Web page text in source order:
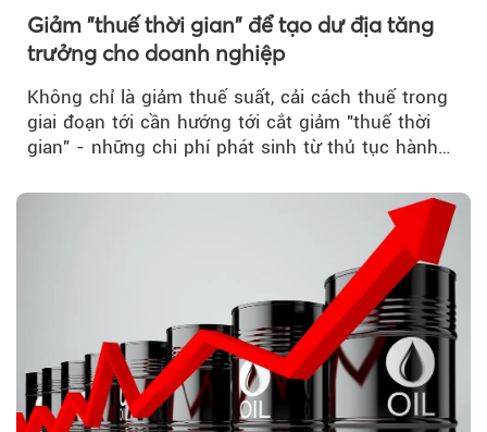
Giảm "thuế thời gian" để tạo dư địa tăng
trưởng cho doanh nghiệp
Không chỉ là giảm thuế suất, cải cách thuế trong
giai đoạn tới cần hướng tới cắt giảm "thuế thời
gian" - những chi phí phát sinh từ thủ tục hành